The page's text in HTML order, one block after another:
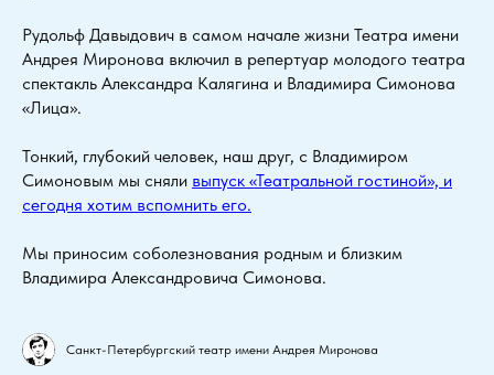
Рудольф Давыдович в самом начале жизни Театра имени
Андрея Миронова включил в репертуар молодого театра
спектакль Александра Калягина и Владимира Симонова
«Лица».
Тонкий, глубокий человек, наш друг, с Владимиром
Симоновым мы сняли выпуск «Театральной гостиной», и
сегодня хотим вспомнить его.
Мы приносим соболезнования родным и близким
Владимира Александровича Симонова.
Санкт-Петербургский театр имени Андрея Миронова